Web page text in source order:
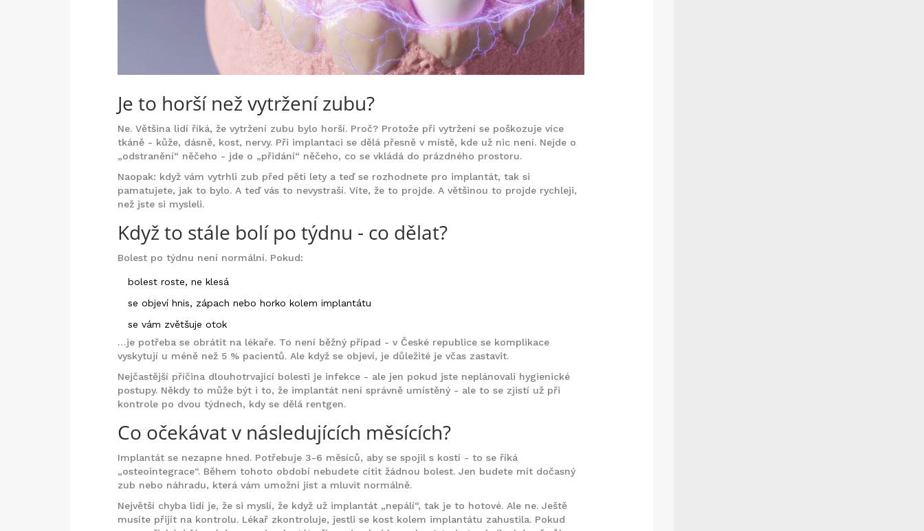
Je to horší než vytržení zubu?
Ne. Většina lidí říká, že vytržení zubu bylo horší. Proč? Protože při vytržení se poškozuje více
tkáně - kůže, dásně, kost, nervy. Při implantaci se dělá přesně v místě, kde už nic není. Nejde o
„odstranění“ něčeho - jde o „přidání“ něčeho, co se vkládá do prázdného prostoru.
Naopak: když vám vytrhli zub před pěti lety a teď se rozhodnete pro implantát, tak si
pamatujete, jak to bylo. A teď vás to nevystraší. Víte, že to projde. A většinou to projde rychleji,
než jste si mysleli.
Když to stále bolí po týdnu - co dělat?
Bolest po týdnu není normální. Pokud:
bolest roste, ne klesá
se objeví hnis, zápach nebo horko kolem implantátu
se vám zvětšuje otok
…je potřeba se obrátit na lékaře. To není běžný případ - v České republice se komplikace
vyskytují u méně než 5 % pacientů. Ale když se objeví, je důležité je včas zastavit.
Nejčastější příčina dlouhotrvající bolesti je infekce - ale jen pokud jste neplánovali hygienické
postupy. Někdy to může být i to, že implantát není správně umístěný - ale to se zjistí už při
kontrole po dvou týdnech, kdy se dělá rentgen.
Co očekávat v následujících měsících?
Implantát se nezapne hned. Potřebuje 3-6 měsíců, aby se spojil s kostí - to se říká
„osteointegrace“. Během tohoto období nebudete cítit žádnou bolest. Jen budete mít dočasný
zub nebo náhradu, která vám umožní jíst a mluvit normálně.
Největší chyba lidí je, že si myslí, že když už implantát „nepálí“, tak je to hotové. Ale ne. Ještě
musíte přijít na kontrolu. Lékař zkontroluje, jestli se kost kolem implantátu zahustila. Pokud